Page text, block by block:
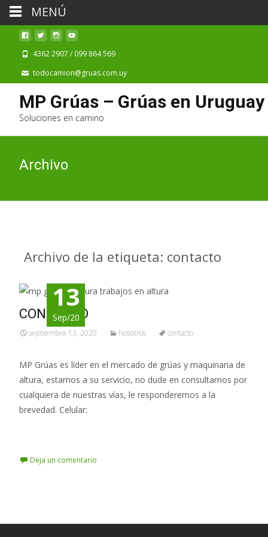
4362 2907 / 099 864 569
todocamion@gruas.com.uy
MP Grúas – Grúas en Uruguay
Soluciones en camino
Archivo
Archivo de la etiqueta: contacto
13
Sep/20
CONTACTO
septiembre 13, 2020 Nosotros contacto
MP Grúas es líder en el mercado de grúas y maquinaria de
altura, estamos a su servicio, no dude en consultarnos por
cualquiera de nuestras vías, le responderemos a la
brevedad. Celular:
Deja un comentario
MENÚ